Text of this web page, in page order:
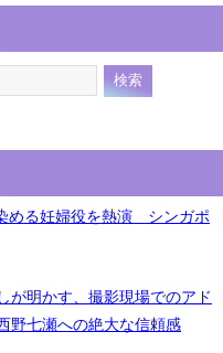
める妊婦役を熱演 シンガポ
が明かす、撮影現場でのアド
野七瀬への絶大な信頼感